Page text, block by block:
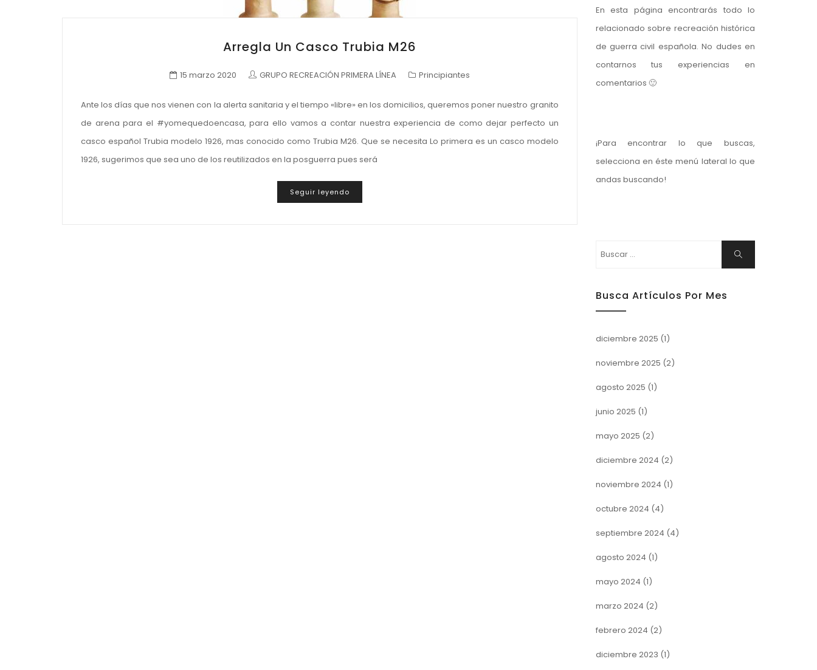
Arregla Un Casco Trubia M26
15 marzo 2020 GRUPO RECREACIÓN PRIMERA LÍNEA Principiantes
Ante los días que nos vienen con la alerta sanitaria y el tiempo «libre» en los domicilios, queremos poner nuestro granito
de arena para el #yomequedoencasa, para ello vamos a contar nuestra experiencia de como dejar perfecto un
casco español Trubia modelo 1926, mas conocido como Trubia M26. Que se necesita Lo primera es un casco modelo
1926, sugerimos que sea uno de los reutilizados en la posguerra pues será
Seguir leyendo
En esta página encontrarás todo lo
relacionado sobre recreación histórica
de guerra civil española. No dudes en
contarnos tus experiencias en
comentarios 🙂
¡Para encontrar lo que buscas,
selecciona en éste menú lateral lo que
andas buscando!
Buscar
Busca Artículos Por Mes
diciembre 2025 (1)
noviembre 2025 (2)
agosto 2025 (1)
junio 2025 (1)
mayo 2025 (2)
diciembre 2024 (2)
noviembre 2024 (1)
octubre 2024 (4)
septiembre 2024 (4)
agosto 2024 (1)
mayo 2024 (1)
marzo 2024 (2)
febrero 2024 (2)
diciembre 2023 (1)